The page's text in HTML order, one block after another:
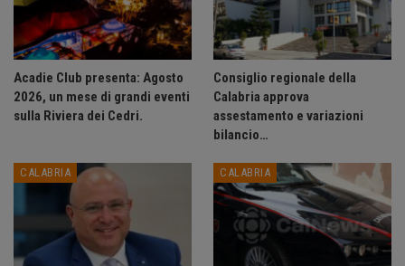
Acadie Club presenta: Agosto
2026, un mese di grandi eventi
sulla Riviera dei Cedri.
Consiglio regionale della
Calabria approva
assestamento e variazioni
bilancio…
CALABRIA CALABRIA